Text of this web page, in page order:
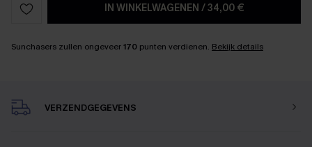
IN WINKELWAGENEN /34,00 €
Sunchasers zullen ongeveer170 punten verdienen. Bekijk details
VERZENDGEGEVENS